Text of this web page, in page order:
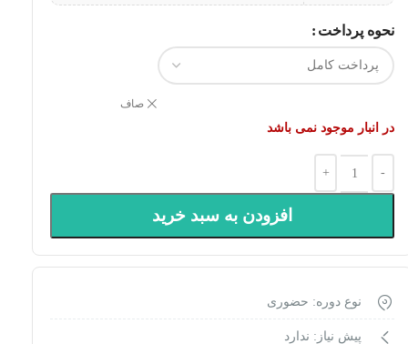
نحوه پرداخت
صاف
در انبار موجود نمی باشد
افزودن به سبد خرید
نوع دوره: حضوری
پیش نیاز: ندارد